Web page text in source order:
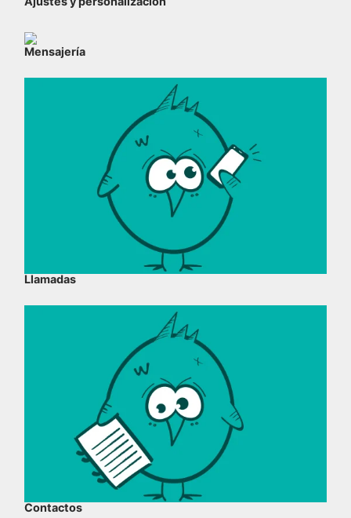
Mensajería
Llamadas
Contactos